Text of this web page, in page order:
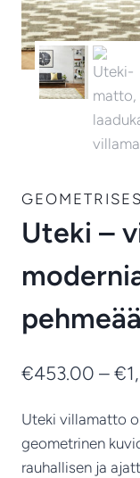
Uteki –
€453.00 – €
Uteki villamatto
geometrinen
rauhallisen ja